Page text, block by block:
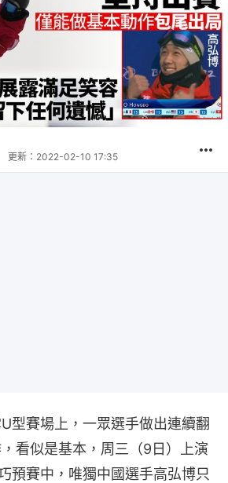
更新： 2022-02-10 17:35
型賽場上，一眾選手做出連續翻
看似是基本，周三（9日）上演
預賽中，唯獨中國選手高弘博只